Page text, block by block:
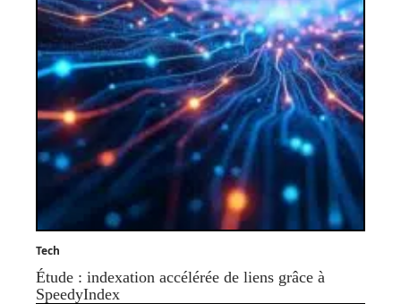
Tech
Étude : indexation accélérée de liens grâce à
SpeedyIndex